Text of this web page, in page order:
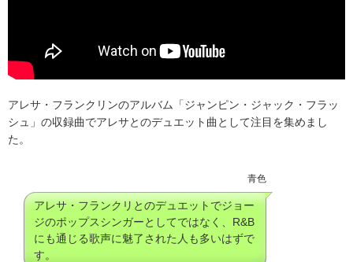
アレサ・フランクリンのアルバム「ジャンピン・ジャック・フラッ
シュ」の収録曲でアレサとのデュエット曲として注目を集めまし
た。
青色
アレサ・フランクリとのデュエットでジョー
ジのポップスシンガーとしてではなく、R&B
にも通じる歌声に魅了された人も多いはずで
す。